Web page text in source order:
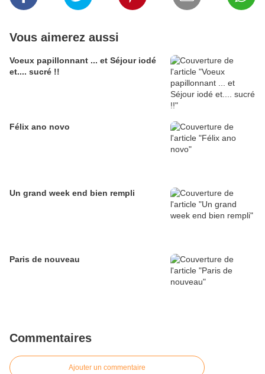
Vous aimerez aussi
Voeux papillonnant ... et Séjour iodé
et.... sucré !!
Félix ano novo
Un grand week end bien rempli
Paris de nouveau
Commentaires
Ajouter un commentaire